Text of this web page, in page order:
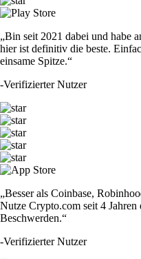
„Bin seit 2021 dabei und habe
hier ist definitiv die beste.
einsame Spitze.“
-Verifizierter Nutzer
„Besser als Coinbase,
Nutze Crypto.com seit 4
Beschwerden.“
-Verifizierter Nutzer